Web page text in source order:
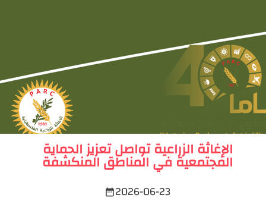
الإغاثة الزراعية تواصل تعزيز الحماية
المجتمعية في المناطق المنكشفة
2026-06-23
date_range